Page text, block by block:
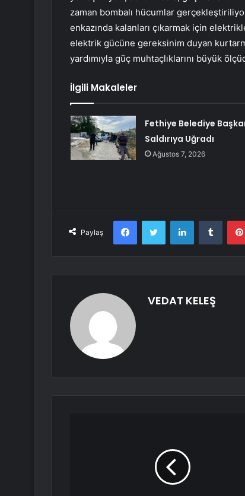
zaman bombalı hücumlar
enkazında kalanları çıkarmak için
elektrik gücüne gereksinim duyan
yardımıyla güç muhtaçlıklarını büyük
İlgili Makaleler
Fethiye Belediye
Saldırıya Uğradı
Ağustos 7, 2026
Paylaş
FacebookTwitter LinkedIn
VEDAT KELEŞ